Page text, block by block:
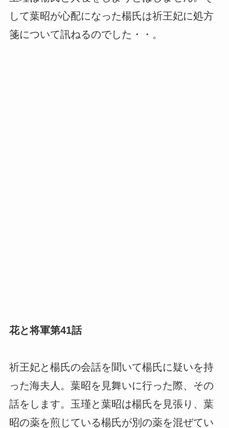
して葉昭が心配になった楊氏は祈王妃に処方
箋について訊ねるのでした・・。
花と将軍第41話
祈王妃と楊氏の会話を聞いて楊氏に疑いを持
った海夫人。葉昭を見舞いに行った際、その
話をします。玉瑾と葉昭は楊氏を見張り、葉
昭の薬を煎じている楊氏が別の薬を混ぜてい